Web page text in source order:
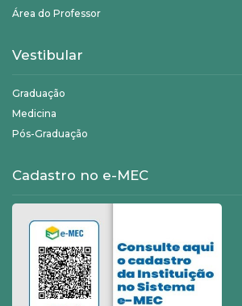
Área do Professor
Vestibular
Graduação
Medicina
Pós-Graduação
Cadastro no e-MEC